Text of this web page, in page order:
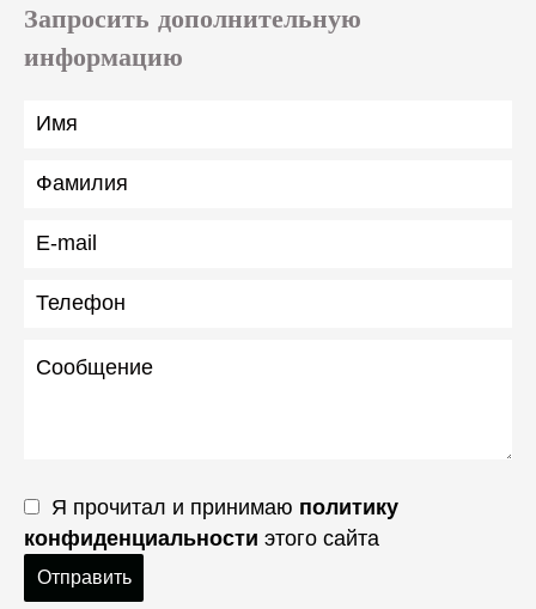
Запросить дополнительную
информацию
Я прочитал и принимаю политику
конфиденциальности этого сайта
Отправить